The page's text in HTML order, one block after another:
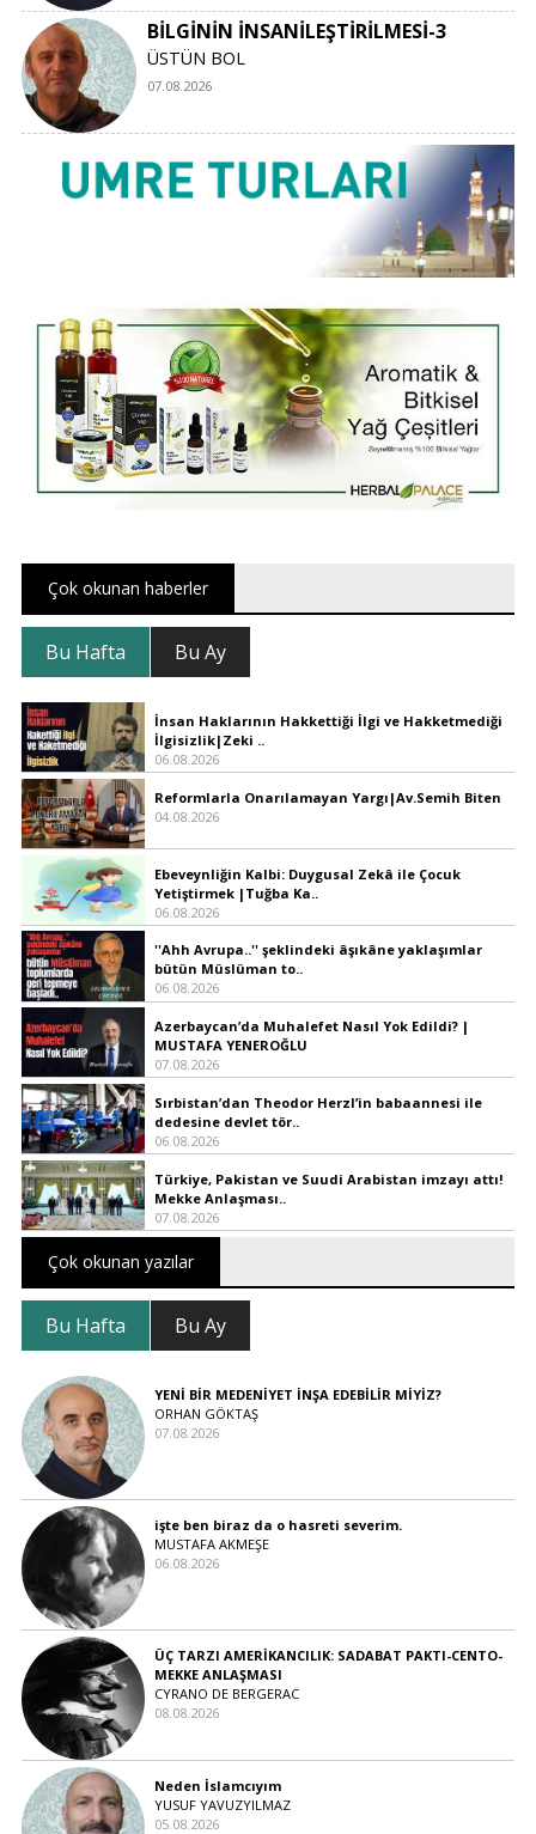
iliklerimizde hissedebileceğiz. Ben buna
inanıyorum
Hanefi Terzi |
En güzel kitaba tek Kitap'a çok güzel bir
derkenar, yüreğine sağlık. Selamlar.
Gönlünüze, kaleminize sağlık.Selamlar.
Y.N.Y | 23.06.2018 04:04
Her insanın yolcuğu benzer mi birbirine yoksa
dersler alınmadan mı çıkılir
yolculuğa...Kaleminize, yüreğinize sağlık
Ağabey...
Altin | 23.06.2018 00:46
Akleden işiten yaşayan olmak dileğimiz.
Emeğinize yüreğinize sağlık
Aydın yalcın | 22.06.2018 23:48
Teşekkürler
Hüseyin Çolak | 22.06.2018 23:48
Insanı ne kadar güzel anlatmış sınız
Asuman ergün | 22.06.2018 22:59
İnşallah ruhumuzu kanatlandırabiliriz
BİLGİNİN İNSANİLEŞTİRİLMESİ-3
ÜSTÜN BOL
07.08.2026
Çok okunan haberler
Bu Hafta Bu Ay
İnsan Haklarının Hakkettiği İlgi ve Hakketmediği
İlgisizlik|Zeki ..
06.08.2026
Reformlarla Onarılamayan Yargı|Av.Semih Biten
04.08.2026
Ebeveynliğin Kalbi: Duygusal Zekâ ile Çocuk
Yetiştirmek |Tuğba Ka..
06.08.2026
''Ahh Avrupa..'' şeklindeki âşıkâne yaklaşımlar
bütün Müslüman to..
06.08.2026
Azerbaycan’da Muhalefet Nasıl Yok Edildi? |
MUSTAFA YENEROĞLU
07.08.2026
Sırbistan’dan Theodor Herzl’in babaannesi ile
dedesine devlet tör..
06.08.2026
Türkiye, Pakistan ve Suudi Arabistan imzayı attı!
Mekke Anlaşması..
07.08.2026
Çok okunan yazılar
Bu Hafta Bu Ay
YENİ BİR MEDENİYET İNŞA EDEBİLİR MİYİZ?
ORHAN GÖKTAŞ
07.08.2026
işte ben biraz da o hasreti severim.
MUSTAFA AKMEŞE
06.08.2026
ÜÇ TARZI AMERİKANCILIK: SADABAT PAKTI-CENTO-
MEKKE ANLAŞMASI
CYRANO DE BERGERAC
08.08.2026
Neden İslamcıyım
YUSUF YAVUZYILMAZ
05.08.2026